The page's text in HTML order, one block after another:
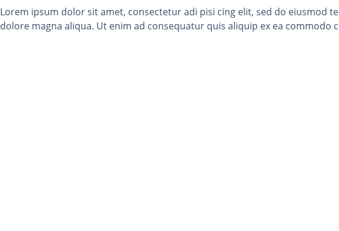
Lorem ipsum dolor sit amet, consectetur adi pisi cing elit, sed do eiusmod
dolore magna aliqua. Ut enim ad consequatur quis aliquip ex ea commodo